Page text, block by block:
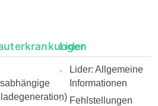
Lider
Lider: Allgemeine
Informationen
Fehlstellungen